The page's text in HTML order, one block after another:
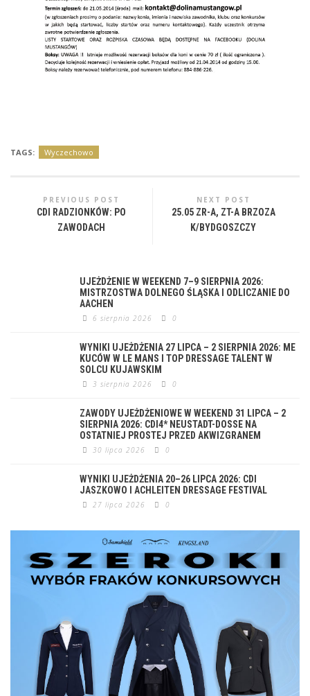
TAGS: Wyczechowo
PREVIOUS POST
CDI RADZIONKÓW: PO
ZAWODACH
NEXT POST
25.05 ZR-A, ZT-A BRZOZA
K/BYDGOSZCZY
UJEŻDŻENIE W WEEKEND 7–9 SIERPNIA 2026:
MISTRZOSTWA DOLNEGO ŚLĄSKA I ODLICZANIE DO
AACHEN
6 sierpnia 2026 0
WYNIKI UJEŻDŻENIA 27 LIPCA – 2 SIERPNIA 2026: ME
KUCÓW W LE MANS I TOP DRESSAGE TALENT W
SOLCU KUJAWSKIM
3 sierpnia 2026 0
ZAWODY UJEŻDŻENIOWE W WEEKEND 31 LIPCA – 2
SIERPNIA 2026: CDI4* NEUSTADT-DOSSE NA
OSTATNIEJ PROSTEJ PRZED AKWIZGRANEM
30 lipca 2026 0
WYNIKI UJEŻDŻENIA 20–26 LIPCA 2026: CDI
JASZKOWO I ACHLEITEN DRESSAGE FESTIVAL
27 lipca 2026 0